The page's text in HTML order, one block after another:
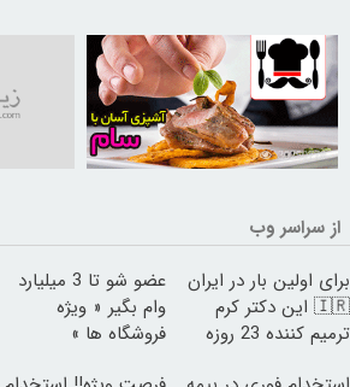
30250778
از سراسر وب
برای اولین بار در ایران
🇮🇷 این دکتر کرم
ترمیم کننده 23 روزه
عضو شو تا 3 میلیارد
وام بگیر « ویژه
فروشگاه ها »